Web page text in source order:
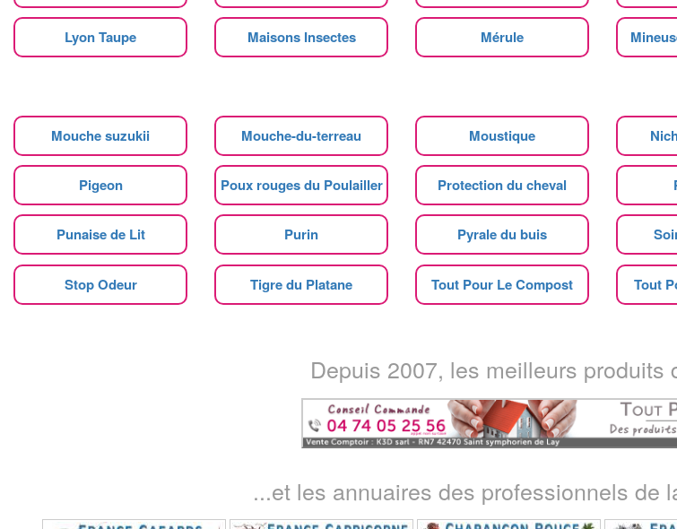
Lyon Taupe Maisons Insectes Mérule
Mouche suzukii Mouche-du-terreau Moustique
Pigeon Poux rouges du Poulailler Protection du cheval
Punaise de Lit Purin Pyrale du buis
Stop Odeur Tigre du Platane Tout Pour Le Compost Tout
Depuis 2007, les meilleurs produits
...et les annuaires des professionnels de